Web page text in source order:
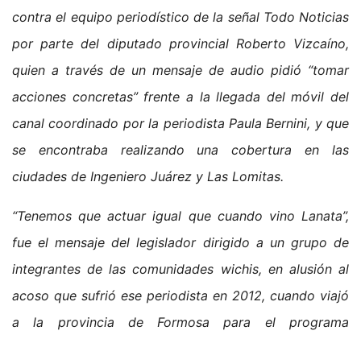
contra el equipo periodístico de la señal Todo Noticias
por parte del diputado provincial Roberto Vizcaíno,
quien a través de un mensaje de audio pidió “tomar
acciones concretas” frente a la llegada del móvil del
canal coordinado por la periodista Paula Bernini, y que
se encontraba realizando una cobertura en las
ciudades de Ingeniero Juárez y Las Lomitas.
“Tenemos que actuar igual que cuando vino Lanata”,
fue el mensaje del legislador dirigido a un grupo de
integrantes de las comunidades wichis, en alusión al
acoso que sufrió ese periodista en 2012, cuando viajó
a la provincia de Formosa para el programa